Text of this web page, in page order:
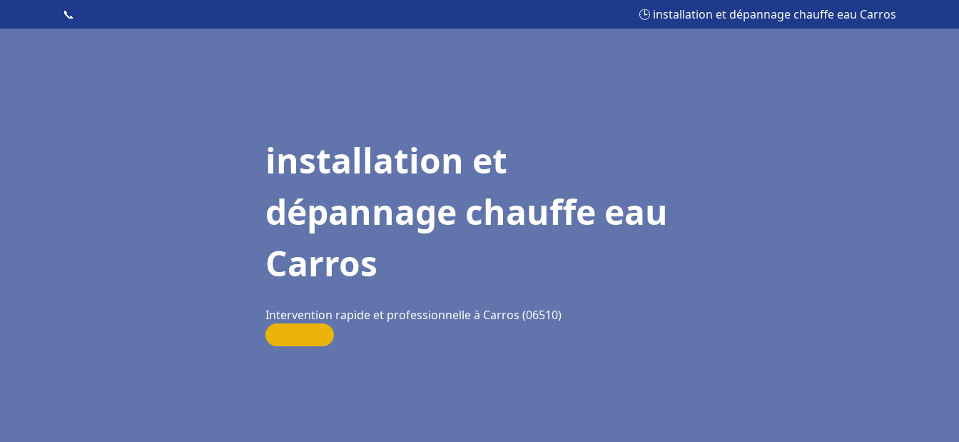
📞 🕒 installation et dépannage chauffe eau Carros
installation et
dépannage chauffe eau
Carros
Intervention rapide et professionnelle à Carros (06510)